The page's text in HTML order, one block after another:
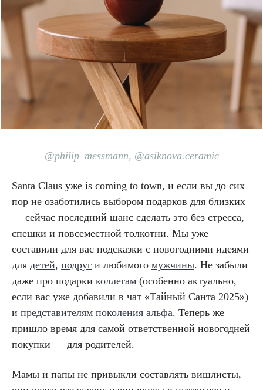
@philip_messmann, @asiknova.ceramic
Santa Claus уже is coming to town, и если вы до сих
пор не озаботились выбором подарков для близких
— сейчас последний шанс сделать это без стресса,
спешки и повсеместной толкотни. Мы уже
составили для вас подсказки с новогодними идеями
для детей, подруг и любимого мужчины. Не забыли
даже про подарки коллегам (особенно актуально,
если вас уже добавили в чат «Тайный Санта 2025»)
и представителям поколения альфа. Теперь же
пришло время для самой ответственной новогодней
покупки — для родителей.
Мамы и папы не привыкли составлять вишлисты,